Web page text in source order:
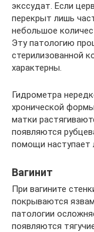
экссудат. Если
перекрыт лишь
небольшое
Эту патологию
стерилизованной
характерны.
Гидрометра
хронической
матки
появляются
помощи наступает
Вагинит
При вагините
покрываются
патологии
появляются